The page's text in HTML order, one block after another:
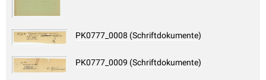
PK0777_0008 (Schriftdokumente)
PK0777_0009 (Schriftdokumente)